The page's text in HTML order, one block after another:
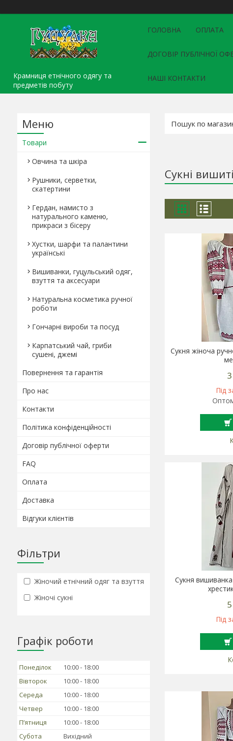
Крамниця етнічного одягу та
предметів побуту
ГОЛОВНА ОПЛАТА
ДОГОВІР ПУБЛІЧНОЇ
НАШІ КОНТАКТИ
Сукні
Сукня жіноча
Під
Сукня
Під
Товари
Овчина та шкіра
Рушники, серветки,
скатертини
Гердан, намисто з
натурального каменю,
прикраси з бісеру
Хустки, шарфи та палантини
українські
Вишиванки, гуцульський одяг,
взуття та аксесуари
Натуральна косметика ручної
роботи
Гончарні вироби та посуд
Карпатський чай, гриби
сушені, джемі
Повернення та гарантія
Про нас
Контакти
Політика конфіденційності
Договір публічної оферти
FAQ
Оплата
Доставка
Відгуки клієнтів
Фільтри
Жіночий етнічний одяг та взуття
Жіночі сукні
Графік роботи
Понеділок 10:00
18:00
Вівторок
10:00
18:00
Середа
10:00
18:00
Четвер
10:00
18:00
Пʼятниця
10:00
18:00
Субота
Вихідний